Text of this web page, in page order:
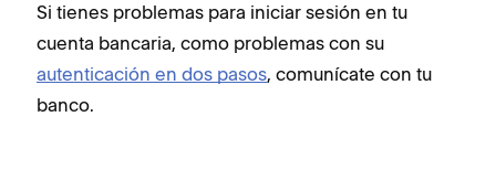
Si tienes problemas para iniciar sesión en tu
cuenta bancaria, como problemas con su
autenticación en dos pasos, comunícate con tu
banco.